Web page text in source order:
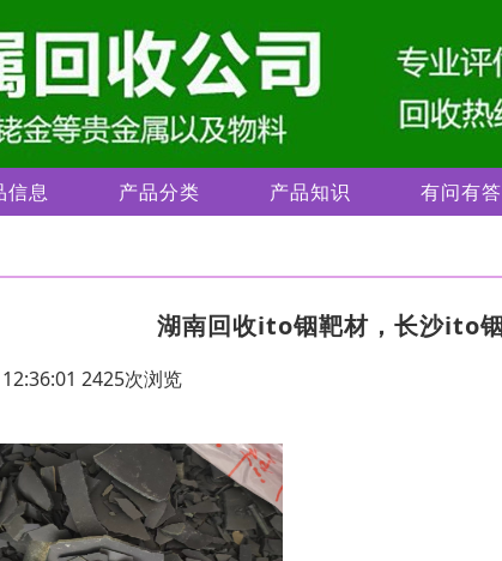
信息 产品分类 产品知识 有问有答
湖南回收ito铟靶材，长沙ito
2425次浏览